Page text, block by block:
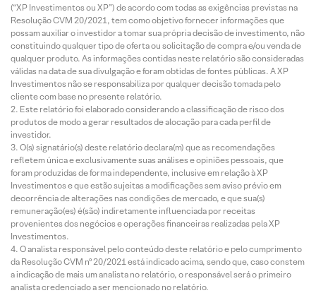
(“XP Investimentos ou XP”) de acordo com todas as exigências previstas na
Resolução CVM 20/2021, tem como objetivo fornecer informações que
possam auxiliar o investidor a tomar sua própria decisão de investimento, não
constituindo qualquer tipo de oferta ou solicitação de compra e/ou venda de
qualquer produto. As informações contidas neste relatório são consideradas
válidas na data de sua divulgação e foram obtidas de fontes públicas. A XP
Investimentos não se responsabiliza por qualquer decisão tomada pelo
cliente com base no presente relatório.
Este relatório foi elaborado considerando a classificação de risco dos
produtos de modo a gerar resultados de alocação para cada perfil de
investidor.
O(s) signatário(s) deste relatório declara(m) que as recomendações
refletem única e exclusivamente suas análises e opiniões pessoais, que
foram produzidas de forma independente, inclusive em relação à XP
Investimentos e que estão sujeitas a modificações sem aviso prévio em
decorrência de alterações nas condições de mercado, e que sua(s)
remuneração(es) é(são) indiretamente influenciada por receitas
provenientes dos negócios e operações financeiras realizadas pela XP
Investimentos.
O analista responsável pelo conteúdo deste relatório e pelo cumprimento
da Resolução CVM nº 20/2021 está indicado acima, sendo que, caso constem
a indicação de mais um analista no relatório, o responsável será o primeiro
analista credenciado a ser mencionado no relatório.